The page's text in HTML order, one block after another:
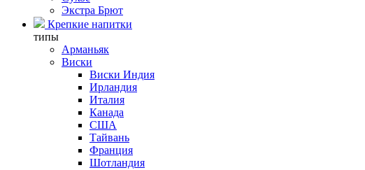
Экстра Брют
Крепкие напитки
типы
Арманьяк
Виски
Виски Индия
Ирландия
Италия
Канада
США
Тайвань
Франция
Шотландия